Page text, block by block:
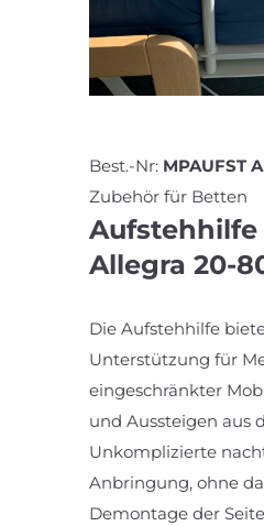
Best.-Nr: MPAUFST
Zubehör für Betten
Aufstehhilfe
Allegra 20-
Die Aufstehhilfe
Unterstützung für
eingeschränkter
und Aussteigen aus
Unkomplizierte
Anbringung, ohne
Demontage der